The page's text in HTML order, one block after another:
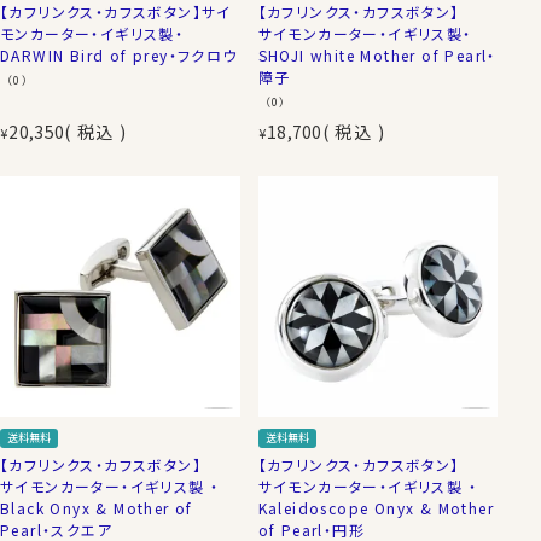
【カフリンクス・カフスボタン】サイ
モンカーター・イギリス製・
DARWIN Bird of prey・フクロウ
（0）
¥20,350 税込
【カフリンクス・カフスボタン】
サイモンカーター・イギリス製・
SHOJI white Mother of Pearl・
障子
（0）
¥18,700 税込
送料無料
【カフリンクス・カフスボタン】
サイモンカーター・イギリス製 ・
Black Onyx & Mother of
Pearl・スクエア
送料無料
【カフリンクス・カフスボタン】
サイモンカーター・イギリス製 ・
Kaleidoscope Onyx & Mother
of Pearl・円形